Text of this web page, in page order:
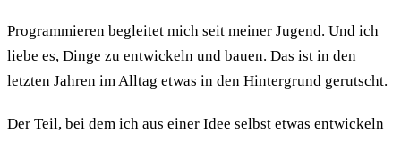
Programmieren begleitet mich seit meiner Jugend. Und ich
liebe es, Dinge zu entwickeln und bauen. Das ist in den
letzten Jahren im Alltag etwas in den Hintergrund gerutscht.
Der Teil, bei dem ich aus einer Idee selbst etwas entwickeln